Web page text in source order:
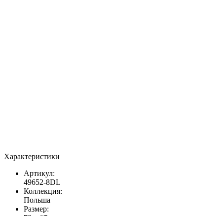
Характеристики
Артикул:
49652-8DL
Коллекция:
Польша
Размер: